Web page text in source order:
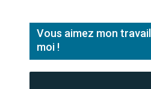
Vous aimez mon
moi !